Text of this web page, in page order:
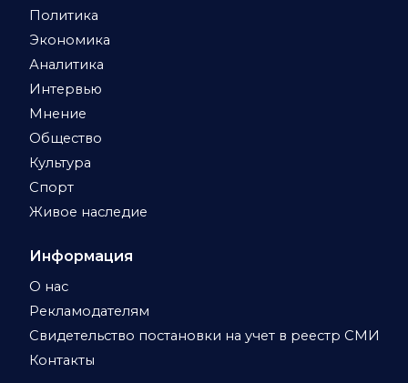
Политика
Экономика
Аналитика
Интервью
Мнение
Общество
Культура
Спорт
Живое наследие
Информация
О нас
Рекламодателям
Свидетельство постановки на учет в реестр СМИ
Контакты